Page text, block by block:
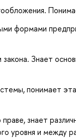
формами
Знает
понимает
знает
уровня и между